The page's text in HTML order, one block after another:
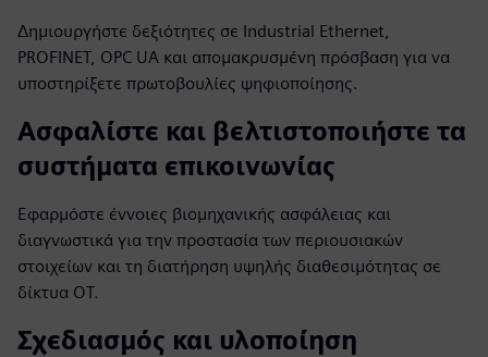
Δημιουργήστε δεξιότητες σε Industrial Ethernet,
PROFINET, OPC UA και απομακρυσμένη πρόσβαση για να
υποστηρίξετε πρωτοβουλίες ψηφιοποίησης.
Ασφαλίστε και βελτιστοποιήστε τα
συστήματα επικοινωνίας
Εφαρμόστε έννοιες βιομηχανικής ασφάλειας και
διαγνωστικά για την προστασία των περιουσιακών
στοιχείων και τη διατήρηση υψηλής διαθεσιμότητας σε
δίκτυα OT.
Σχεδιασμός και υλοποίηση